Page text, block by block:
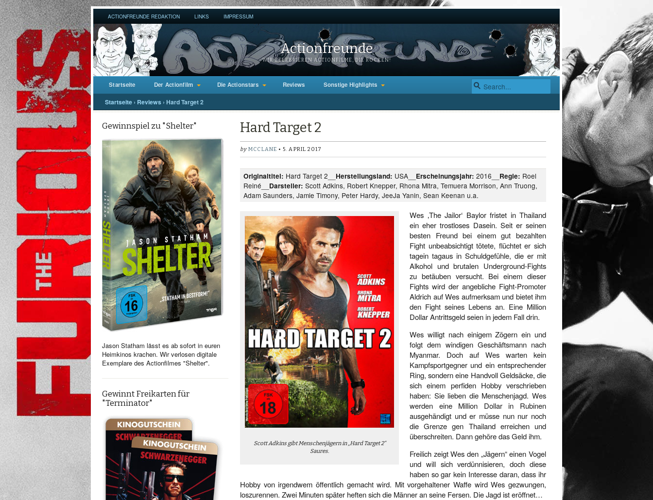
ACTIONFREUNDE REDAKTION LINKS IMPRESSUM
Actionfreunde
WIR ZELEBRIEREN ACTIONFILME, DIE ROCKEN!
Startseite Der Actionfilm Die Actionstars Reviews Sonstige Highlights
Startseite › Reviews › Hard Target 2
Gewinnspiel zu "Shelter"
Jason Statham lässt es ab sofort in euren
Heimkinos krachen. Wir verlosen digitale
Exemplare des Actionfilmes "Shelter".
Gewinnt Freikarten für
"Terminator"
Hard Target 2
by MCCLANE • 5. APRIL 2017
Originaltitel: Hard Target 2__ Herstellungsland: USA__ Erscheinungsjahr: 2016__ Regie: Roel
Reiné__ Darsteller: Scott Adkins, Robert Knepper, Rhona Mitra, Temuera Morrison, Ann Truong,
Adam Saunders, Jamie Timony, Peter Hardy, JeeJa Yanin, Sean Keenan u.a.
Scott Adkins gibt Menschenjägern in „Hard Target 2“
Saures.
Wes ‚The Jailor‘ Baylor fristet in Thailand
ein eher trostloses Dasein. Seit er seinen
besten Freund bei einem gut bezahlten
Fight unbeabsichtigt tötete, flüchtet er sich
tagein tagaus in Schuldgefühle, die er mit
Alkohol und brutalen Underground-Fights
zu betäuben versucht. Bei einem dieser
Fights wird der angebliche Fight-Promoter
Aldrich auf Wes aufmerksam und bietet ihm
den Fight seines Lebens an. Eine Million
Dollar Antrittsgeld seien in jedem Fall drin.
Wes willigt nach einigem Zögern ein und
folgt dem windigen Geschäftsmann nach
Myanmar. Doch auf Wes warten kein
Kampfsportgegner und ein entsprechender
Ring, sondern eine Handvoll Geldsäcke, die
sich einem perfiden Hobby verschrieben
haben: Sie lieben die Menschenjagd. Wes
werden eine Million Dollar in Rubinen
ausgehändigt und er müsse nun nur noch
die Grenze gen Thailand erreichen und
überschreiten. Dann gehöre das Geld ihm.
Freilich zeigt Wes den „Jägern“ einen Vogel
und will sich verdünnisieren, doch diese
haben so gar kein Interesse daran, dass ihr
Hobby von irgendwem öffentlich gemacht wird. Mit vorgehaltener Waffe wird Wes gezwungen,
loszurennen. Zwei Minuten später heften sich die Männer an seine Fersen. Die Jagd ist eröffnet…